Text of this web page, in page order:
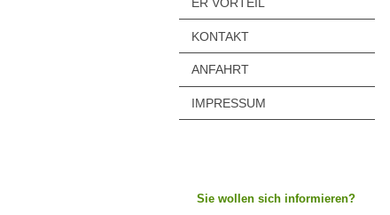
KONTAKT
ANFAHRT
IMPRESSUM
Sie wollen sich informieren?